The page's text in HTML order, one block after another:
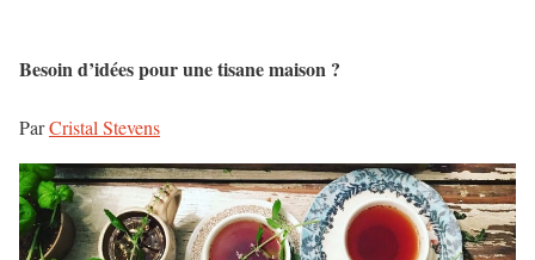
Besoin d’idées pour une tisane maison ?
ParCristal Stevens